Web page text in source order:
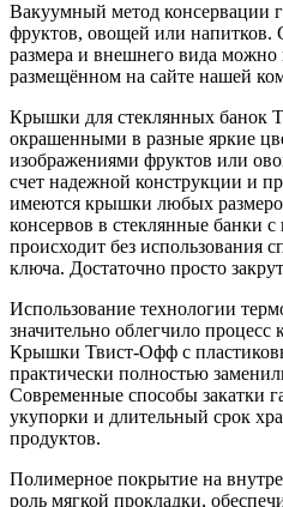
Вакуумный метод консервации
фруктов, овощей или напитков.
размера и внешнего вида можно
размещённом на сайте нашей
Крышки для стеклянных банок
окрашенными в разные яркие
изображениями фруктов или
счет надежной конструкции и
имеются крышки любых
консервов в стеклянные банки с
происходит без использования
ключа. Достаточно просто
Использование технологии
значительно облегчило процесс
Крышки Твист-Офф с
практически полностью
Современные способы закатки
укупорки и длительный срок
продуктов.
Полимерное покрытие на
роль мягкой прокладки,